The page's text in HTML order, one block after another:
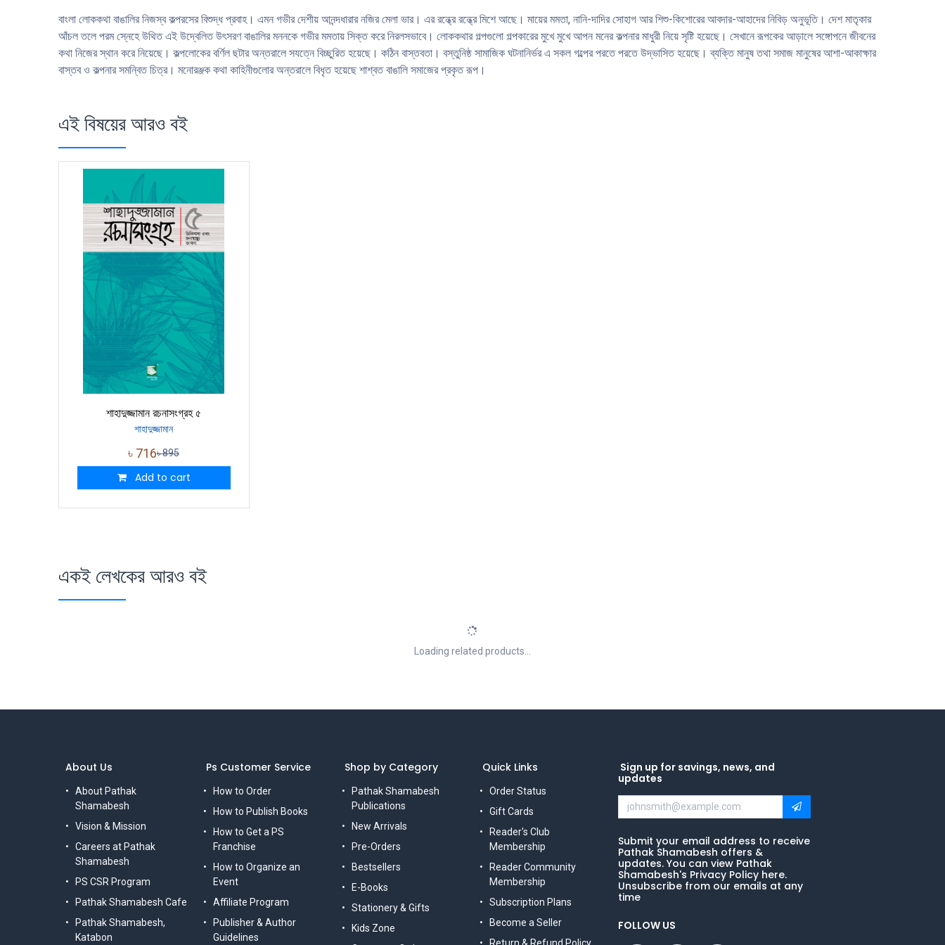
বাংলা লােককথা বাঙালির নিজস্ব কল্পরসের বিশুদ্ধ প্রবাহ। এমন গভীর দেশীয় আনন্দধারার নজির মেলা ভার। এর রন্ধ্রে রন্ধ্রে মিশে আছে। মায়ের মমতা, নানি-দাদির সােহাগ আর শিশু-কিশােরের আবদার-আহাদের নিবিড় অনুভূতি। দেশ মাতৃকার
আঁচল তলে পরম স্নেহে উথিত এই উদ্বেলিত উৎসরণ বাঙালির মননকে গভীর মমতায় সিক্ত করে নিরলসভাবে। লােককথার গল্পগুলাে গল্পকারের মুখে মুখে আপন মনের কল্পনার মাধুরী নিয়ে সৃষ্টি হয়েছে। সেখানে রূপকের আড়ালে সঙ্গোপনে জীবনের
কথা নিজের স্থান করে নিয়েছে। কল্পলােকের বর্ণিল ছটার অন্তরালে সযত্নে বিচ্ছুরিত হয়েছে। কঠিন বাস্তবতা। বস্তুনিষ্ঠ সামাজিক ঘটনানির্ভর এ সকল গল্পের পরতে পরতে উদ্ভাসিত হয়েছে। ব্যক্তি মানুষ তথা সমাজ মানুষের আশা-আকাক্ষার
বাস্তব ও কল্পনার সমন্বিত চিত্র। মনােরঞ্জক কথা কাহিনীগুলাের অন্তরালে বিধৃত হয়েছে শাশ্বত বাঙালি সমাজের প্রকৃত রূপ।
এই বিষয়ের আরও বই
শাহাদুজ্জামান রচনাসংগ্রহ ৫
শাহাদুজ্জামান
৳ 716৳895
Add to cart
একই লেখকের আরও বই
Loading related products...
Ps Customer Service
How to Order
How to Publish Books
How to Get a PS
Franchise
How to Organize an
Event
Affiliate Program
Publisher & Author
Guidelines
Shop by Category
Pathak Shamabesh
Publications
New Arrivals
Pre-Orders
Bestsellers
E-Books
Stationery & Gifts
Kids Zone
Quick Links
Order Status
Gift Cards
Reader's Club
Membership
Reader Community
Membership
Subscription Plans
Become a Seller
Sign up for savings, news, and
updates
Submit your email address to receive
Pathak Shamabesh offers &
updates. You can view Pathak
Shamabesh's Privacy Policy here.
Unsubscribe from our emails at any
time
FOLLOW US
About Us
About Pathak
Shamabesh
Vision & Mission
Careers at Pathak
Shamabesh
PS CSR Program
Pathak Shamabesh Cafe
Pathak Shamabesh,
Katabon